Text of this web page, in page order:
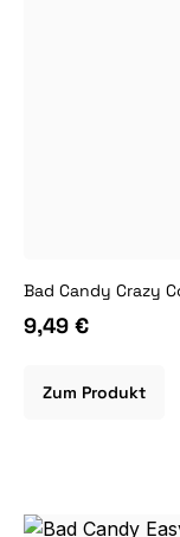
Bad Candy Crazy
9,49 €
Zum Produkt